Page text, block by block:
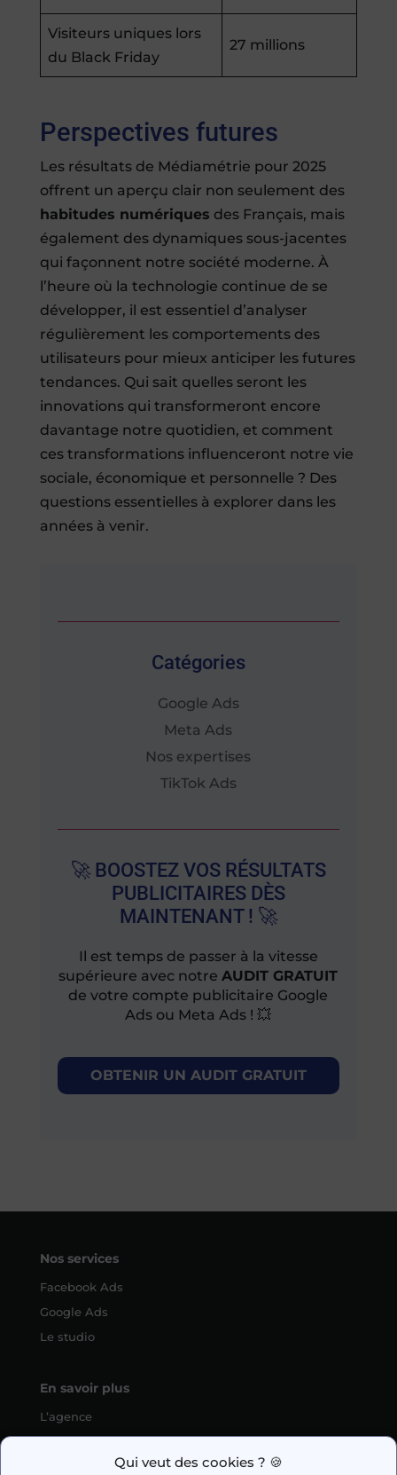
Qui veut des cookies ? 🍪
Visiteurs uniques lors
du Black Friday
27 millions
Perspectives futures
Les résultats de Médiamétrie pour 2025
offrent un aperçu clair non seulement des
habitudes numériques des Français, mais
également des dynamiques sous-jacentes
qui façonnent notre société moderne. À
l’heure où la technologie continue de se
développer, il est essentiel d’analyser
régulièrement les comportements des
utilisateurs pour mieux anticiper les futures
tendances. Qui sait quelles seront les
innovations qui transformeront encore
davantage notre quotidien, et comment
ces transformations influenceront notre vie
sociale, économique et personnelle ? Des
questions essentielles à explorer dans les
années à venir.
Catégories
Google Ads
Meta Ads
Nos expertises
TikTok Ads
🚀 BOOSTEZ VOS RÉSULTATS
PUBLICITAIRES DÈS
MAINTENANT ! 🚀
Il est temps de passer à la vitesse
supérieure avec notreAUDIT GRATUIT
de votre compte publicitaire Google
Ads ou Meta Ads ! 💥
OBTENIR UN AUDIT GRATUIT
Nos services
Facebook Ads
Google Ads
Le studio
En savoir plus
L’agence